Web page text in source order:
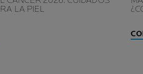
LA PIEL